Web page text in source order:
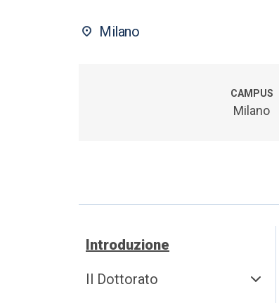
Milano
CAMPUS
Milano
Introduzione
Il Dottorato